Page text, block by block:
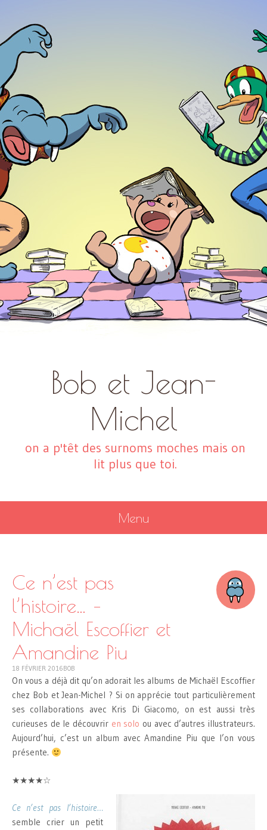
Bob et Jean-
Michel
on a p'têt des surnoms moches mais on
lit plus que toi.
Menu
CONTENT
Ce n’est pas
l’histoire… –
Michaël Escoffier et
Amandine Piu
18 FÉVRIER 2016BOB
On vous a déjà dit qu’on adorait les albums de Michaël Escoffier
chez Bob et Jean-Michel ? Si on apprécie tout particulièrement
ses collaborations avec Kris Di Giacomo, on est aussi très
curieuses de le découvrir en solo ou avec d’autres illustrateurs.
Aujourd’hui, c’est un album avec Amandine Piu que l’on vous
présente.
★★★★☆
Ce n’est pas l’histoire…
semble crier un petit